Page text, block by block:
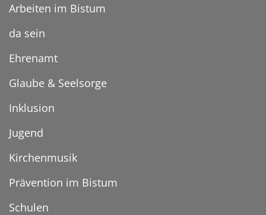
Arbeiten im Bistum
da sein
Ehrenamt
Glaube & Seelsorge
Inklusion
Jugend
Kirchenmusik
Prävention im Bistum
Schulen